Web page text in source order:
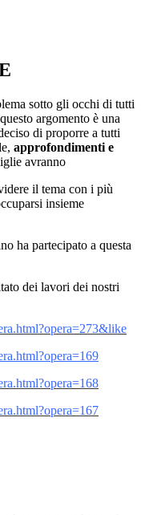
sotto gli occhi di tutti
argomento è una
di proporre a tutti
approfondimenti e
avranno
il tema con i più
insieme
ha partecipato a questa
dei lavori dei nostri